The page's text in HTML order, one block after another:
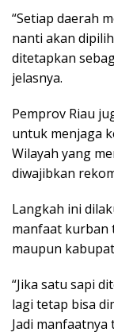
“Setiap daerah
nanti akan
ditetapkan
jelasnya.
Pemprov Riau
untuk menjaga
Wilayah yang
diwajibkan
Langkah ini
manfaat kurban
maupun
“Jika satu sapi
lagi tetap bisa
Jadi manfaatnya